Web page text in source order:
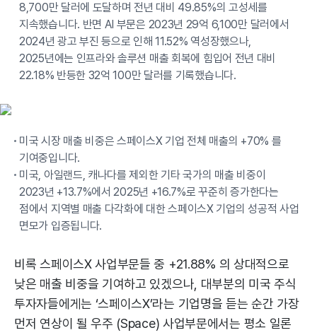
8,700만 달러에 도달하며 전년 대비 49.85%의 고성세를
지속했습니다. 반면 AI 부문은 2023년 29억 6,100만 달러에서
2024년 광고 부진 등으로 인해 11.52% 역성장했으나,
2025년에는 인프라와 솔루션 매출 회복에 힘입어 전년 대비
22.18% 반등한 32억 100만 달러를 기록했습니다.
미국 시장 매출 비중은 스페이스X 기업 전체 매출의 +70% 를
기여중입니다.
미국, 아일랜드, 캐나다를 제외한 기타 국가의 매출 비중이
2023년 +13.7%에서 2025년 +16.7%로 꾸준히 증가한다는
점에서 지역별 매출 다각화에 대한 스페이스X 기업의 성공적 사업
면모가 입증됩니다.
비록 스페이스X 사업부문들 중 +21.88% 의 상대적으로
낮은 매출 비중을 기여하고 있겠으나, 대부분의 미국 주식
투자자들에게는 ‘스페이스X’라는 기업명을 듣는 순간 가장
먼저 연상이 될 우주 (Space) 사업부문에서는 평소 일론